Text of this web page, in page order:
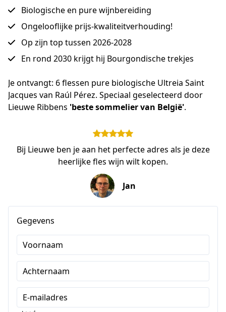
Biologische en pure wijnbereiding
Ongelooflijke prijs-kwaliteitverhouding!
Op zijn top tussen 2026-2028
En rond 2030 krijgt hij Bourgondische trekjes
Je ontvangt: 6 flessen pure biologische Ultreia Saint
Jacques van Raúl Pérez. Speciaal geselecteerd door
Lieuwe Ribbens 'beste sommelier van België'.
Bij Lieuwe ben je aan het perfecte adres als je deze
heerlijke fles wijn wilt kopen.
Jan
Gegevens
Voornaam
Achternaam
E-mailadres